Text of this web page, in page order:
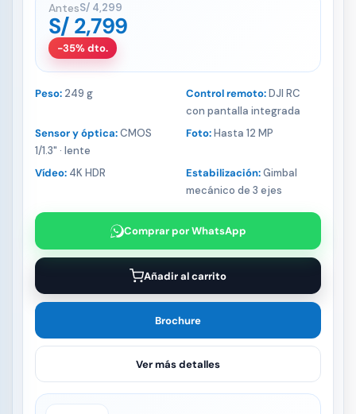
AntesS/ 4,299
S/ 2,799
-35% dto.
Peso: 249 g Control remoto:DJI RC
con pantalla integrada
Sensor y óptica:CMOS
1/1.3" · lente
Foto:Hasta 12 MP
Vídeo: 4K HDR Estabilización:Gimbal
mecánico de 3 ejes
Comprar por WhatsApp
Añadir al carrito
Brochure
Ver más detalles